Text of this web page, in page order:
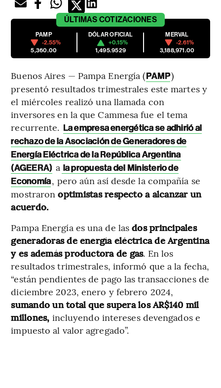
ÚLTIMAS COTIZACIONES
PAMP
-2.55%
5,360.00
DÓLAR OFICIAL
+0.15%
1,495.9529
MERVAL
-2.61%
3,188,971.00
Buenos Aires — Pampa Energía (PAMP)
presentó resultados trimestrales este martes y
el miércoles realizó una llamada con
inversores en la que Cammesa fue el tema
recurrente. La empresa energética se adhirió al
rechazo de la Asociación de Generadores de
Energía Eléctrica de la República Argentina
(AGEERA) a la propuesta del Ministerio de
Economía, pero aún así desde la compañía se
mostraronoptimistas respecto a alcanzar un
acuerdo.
Pampa Energía es una de lasdos principales
generadoras de energía eléctrica de Argentina
y es además productora de gas. En los
resultados trimestrales, informó que a la fecha,
“están pendientes de pago las transacciones de
diciembre 2023, enero y febrero 2024,
sumando un total que supera los AR$140 mil
millones, incluyendo intereses devengados e
impuesto al valor agregado”.